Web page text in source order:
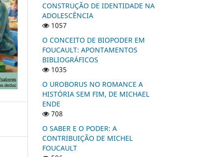
CONSTRUÇÃO DE IDENTIDADE NA
ADOLESCÊNCIA
1057
O CONCEITO DE BIOPODER EM
FOUCAULT: APONTAMENTOS
BIBLIOGRÁFICOS
1035
O UROBORUS NO ROMANCE A
HISTÓRIA SEM FIM, DE MICHAEL
ENDE
708
O SABER E O PODER: A
CONTRIBUIÇÃO DE MICHEL
FOUCAULT